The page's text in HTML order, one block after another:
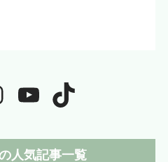
人気記事一覧